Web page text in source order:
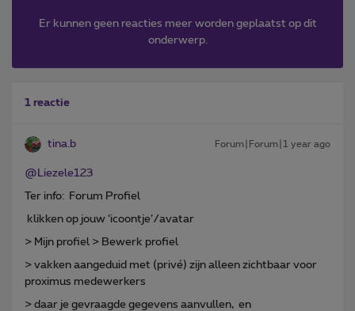
Er kunnen geen reacties meer worden geplaatst op dit
onderwerp.
1 reactie
tina.b Forum|Forum|1 year ago
@Liezele123
Ter info: Forum Profiel
klikken op jouw ‘icoontje’/avatar
> Mijn profiel > Bewerk profiel
> vakken aangeduid met (privé) zijn alleen zichtbaar voor
proximus medewerkers
> daar je gevraagde gegevens aanvullen, en